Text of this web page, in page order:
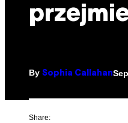
By Sophia Callahan
Share: